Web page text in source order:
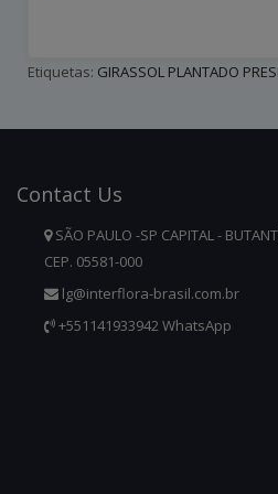
Etiquetas: GIRASSOL PLANTADO
Contact Us
SÃO PAULO -SP CAPITAL -
CEP. 05581-000
lg@interflora-brasil.com.br
+551141933942 WhatsApp